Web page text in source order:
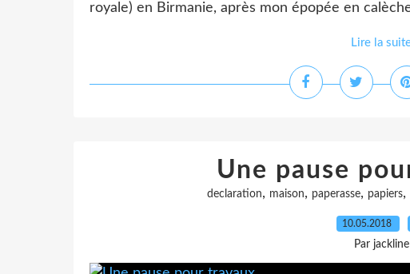
royale) en Birmanie, après mon épopée en
Lire la
Une pause
declaration, maison, paperasse, papiers,
10.05.2018
Par jackline